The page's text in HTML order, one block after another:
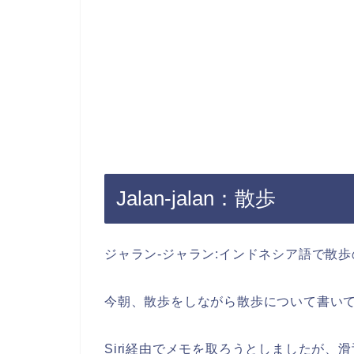
Jalan-jalan：散歩
ジャラン-ジャラン:インドネシア語で散
今朝、散歩をしながら散歩について書い
Siri経由でメモを取ろうとしましたが、